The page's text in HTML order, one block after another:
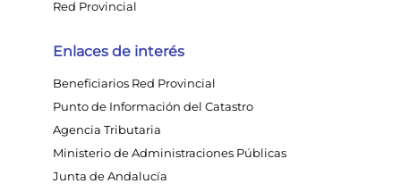
Red Provincial
Enlaces de interés
Beneficiarios Red Provincial
Punto de Información del Catastro
Agencia Tributaria
Ministerio de Administraciones Públicas
Junta de Andalucía